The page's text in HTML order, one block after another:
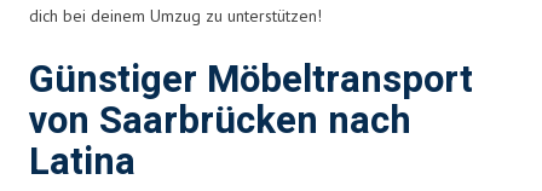
dich bei deinem Umzug zu unterstützen!
Günstiger Möbeltransport
von Saarbrücken nach
Latina